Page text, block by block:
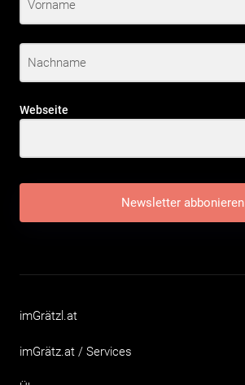
Webseite
Newsletter abbonieren
imGrätzl.at
imGrätz.at / Services